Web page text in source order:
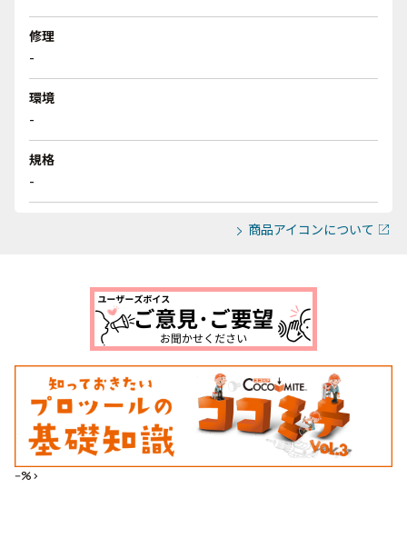
修理
-
環境
-
規格
-
商品アイコンについて
--%>